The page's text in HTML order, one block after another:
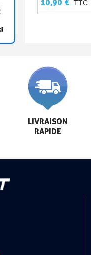
10,90 € TTC
LIVRAISON
RAPIDE